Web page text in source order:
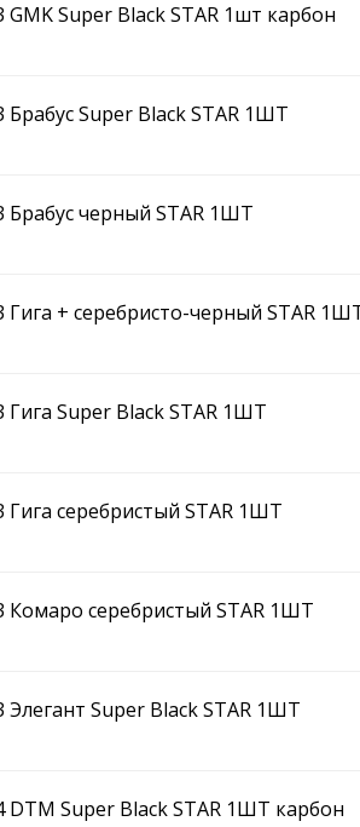
Super Black STAR 1шт карбон
Super Black STAR 1ШТ
Брабус черный STAR 1ШТ
+ серебристо-черный STAR
Super Black STAR 1ШТ
серебристый STAR 1ШТ
Комаро серебристый STAR 1ШТ
Super Black STAR 1ШТ
Super Black STAR 1ШТ карбон